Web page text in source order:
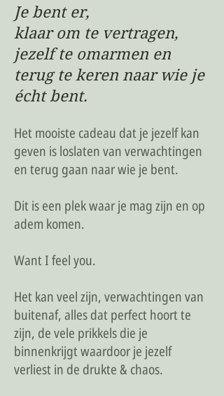
Je bent er,
klaar om te vertragen,
jezelf te omarmen en
terug te keren naar wie je
écht bent.
Het mooiste cadeau dat je jezelf kan
geven is loslaten van verwachtingen
en terug gaan naar wie je bent.
Dit is een plek waar je mag zijn en op
adem komen.
Want I feel you.
Het kan veel zijn, verwachtingen van
buitenaf, alles dat perfect hoort te
zijn, de vele prikkels die je
binnenkrijgt waardoor je jezelf
verliest in de drukte & chaos.